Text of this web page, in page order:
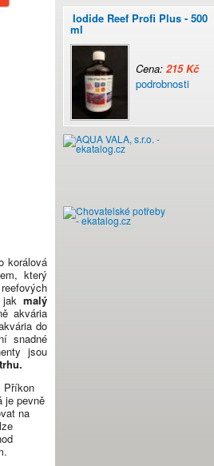
korálová
který
malý
akvária
do
snadné
jsou
Příkon
je pevně
na
Iodide Reef Profi Plus - 500
ml
Cena: 215 Kč
podrobnosti